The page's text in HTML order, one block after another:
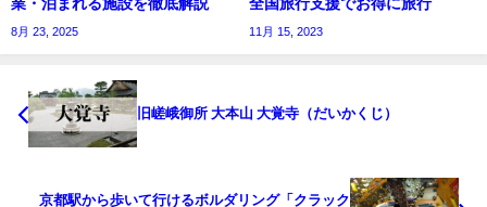
業・泊まれる施設を徹底解説
8月 23, 2025
全国旅行支援でお得に旅行
11月 15, 2023
旧嵯峨御所 大本山 大覚寺（だいかくじ）
京都駅から歩いて行けるボルダリング「クラック